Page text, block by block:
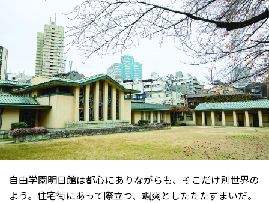
自由学園明日館は都心にありながらも、そこだけ別世界の
よう。住宅街にあって際立つ、颯爽としたたたずまいだ。